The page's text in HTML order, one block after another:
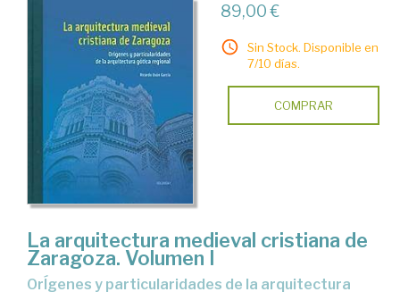
89,00 €
Sin Stock. Disponible en
7/10 días.
COMPRAR
La arquitectura medieval cristiana de
Zaragoza. Volumen I
OrÍgenes y particularidades de la arquitectura